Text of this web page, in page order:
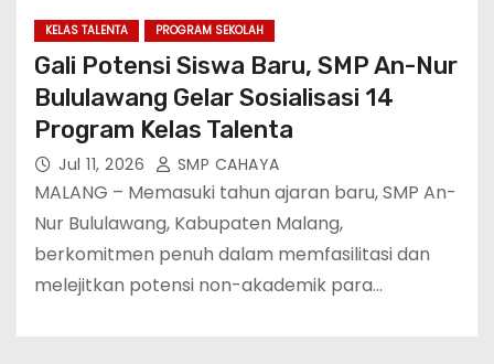
KELAS TALENTA PROGRAM SEKOLAH
Gali Potensi Siswa Baru, SMP An-Nur
Bululawang Gelar Sosialisasi 14
Program Kelas Talenta
Jul 11, 2026 SMP CAHAYA
MALANG – Memasuki tahun ajaran baru, SMP An-
Nur Bululawang, Kabupaten Malang,
berkomitmen penuh dalam memfasilitasi dan
melejitkan potensi non-akademik para…